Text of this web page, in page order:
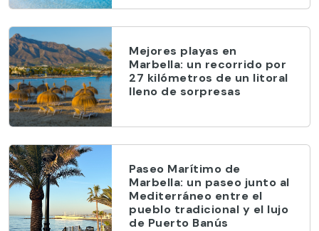
Mejores playas en
Marbella: un recorrido por
27 kilómetros de un litoral
lleno de sorpresas
Paseo Marítimo de
Marbella: un paseo junto al
Mediterráneo entre el
pueblo tradicional y el lujo
de Puerto Banús